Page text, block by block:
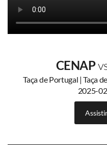
CENAP
Taça de Portugal | Taça
2025-